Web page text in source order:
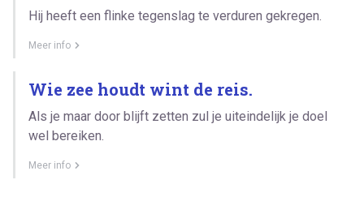
Hij heeft een flinke tegenslag te verduren gekregen.
Meer info
Wie zee houdt wint de reis.
Als je maar door blijft zetten zul je uiteindelijk je doel
wel bereiken.
Meer info